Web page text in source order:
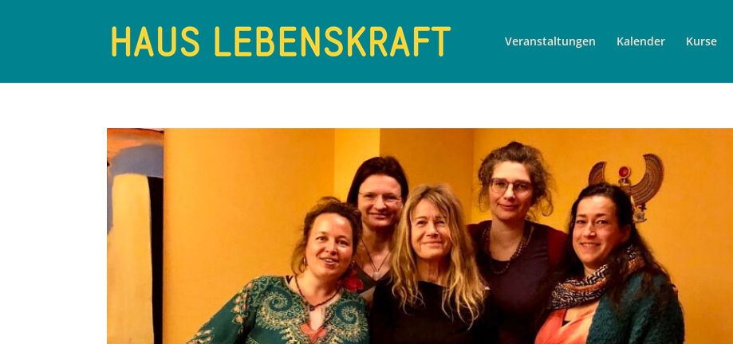
Veranstaltungen Kalender Kurse